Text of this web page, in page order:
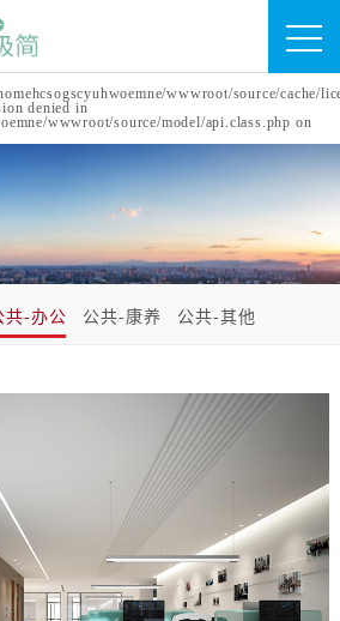
wwwroot/source/cache/
denied in
wwwroot/source/model/api.class.php on
共-办公 公共-康养 公共-其他